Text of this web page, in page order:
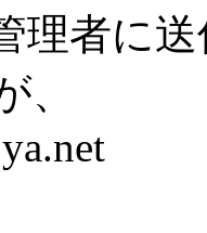
理者に
、